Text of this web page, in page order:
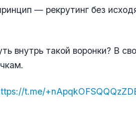
— рекрутинг без
внутрь такой воронки? В
t.me/